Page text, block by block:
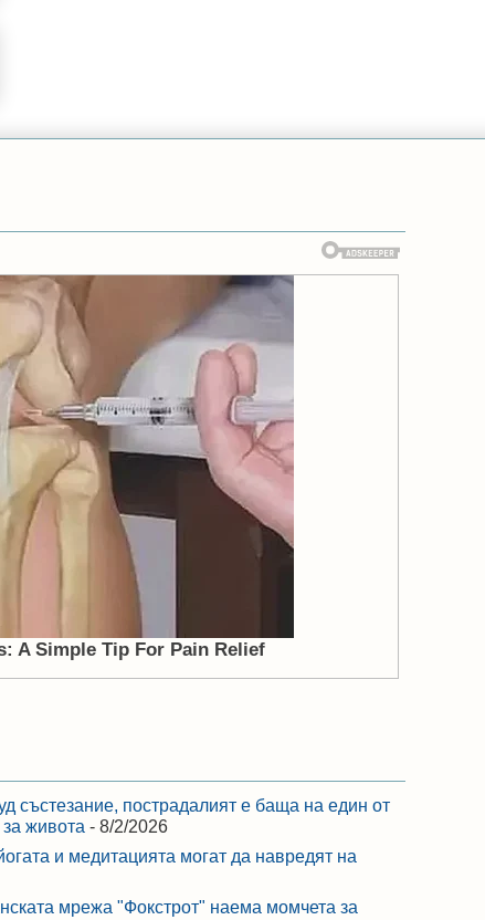
състезание, пострадалият е баща на един от
за живота - 8/2/2026
и медитацията могат да навредят на
мрежа "Фокстрот" наема момчета за